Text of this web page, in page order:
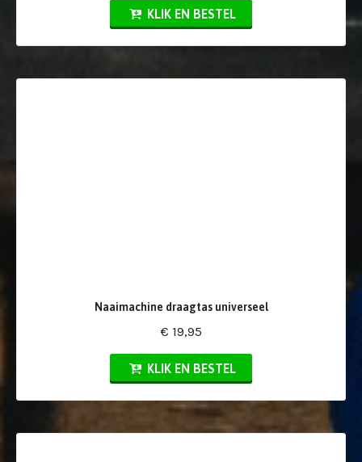
KLIK EN BESTEL
Naaimachine draagtas universeel
€ 19,95
KLIK EN BESTEL